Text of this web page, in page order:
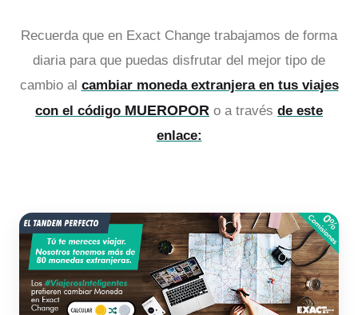
Recuerda que en Exact Change trabajamos de forma
diaria para que puedas disfrutar del mejor tipo de
cambio al cambiar moneda extranjera en tus viajes
con el código MUEROPOR o a través de este
enlace: